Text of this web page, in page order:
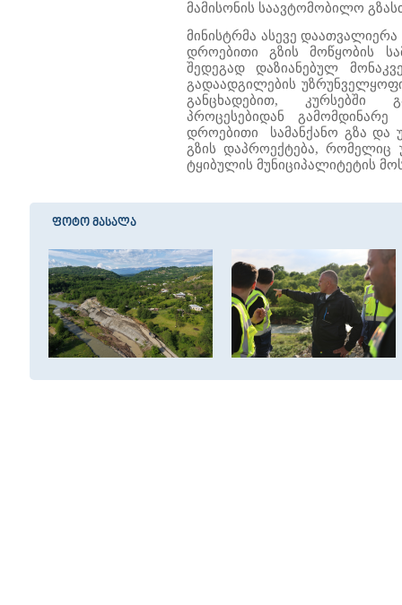
მამისონის საავტომობილო
მინისტრმა ასევე
დროებითი გზის მოწყობის
შედეგად დაზიანებულ
გადაადგილების
განცხადებით, კურსებში
პროცესებიდან
დროებითი სამანქანო გზა და
გზის დაპროექტება, რომელიც
ტყიბულის მუნიციპალიტეტის
ფოტო მასალა